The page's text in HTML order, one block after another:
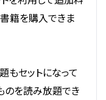
籍を購入できま
もセットになって
のを読み放題でき